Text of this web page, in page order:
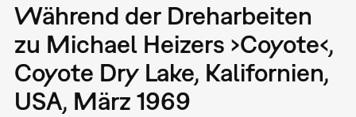
Während der Dreharbeiten
zu Michael Heizers ›Coyote‹,
Coyote Dry Lake, Kalifornien,
USA, März 1969